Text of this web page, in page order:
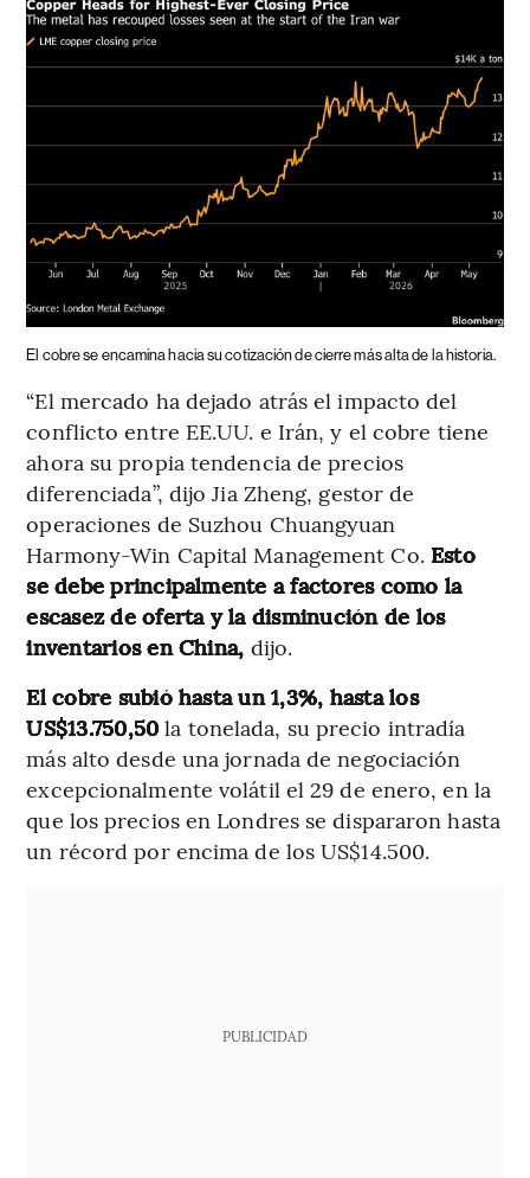
El cobre se encamina hacia su cotización de cierre más alta de la historia.
“El mercado ha dejado atrás el impacto del
conflicto entre EE.UU. e Irán, y el cobre tiene
ahora su propia tendencia de precios
diferenciada”, dijo Jia Zheng, gestor de
operaciones de Suzhou Chuangyuan
Harmony-Win Capital Management Co. Esto
se debe principalmente a factores como la
escasez de oferta y la disminución de los
inventarios en China, dijo.
El cobre subió hasta un 1,3%, hasta los
US$13.750,50 la tonelada, su precio intradía
más alto desde una jornada de negociación
excepcionalmente volátil el 29 de enero, en la
que los precios en Londres se dispararon hasta
un récord por encima de los US$14.500.
PUBLICIDAD